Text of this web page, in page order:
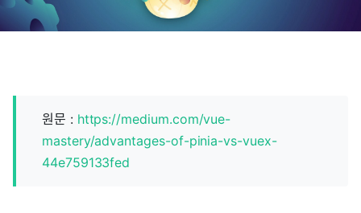
원문 : https://medium.com/vue-
mastery/advantages-of-pinia-vs-vuex-
44e759133fed